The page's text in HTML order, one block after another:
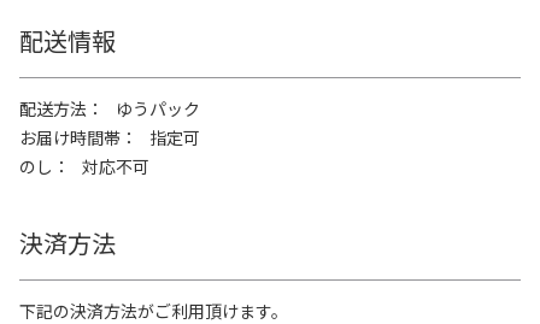
配送情報
配送方法
ゆうパック
お届け時間帯
指定可
のし
対応不可
決済方法
下記の決済方法がご利用頂けます。